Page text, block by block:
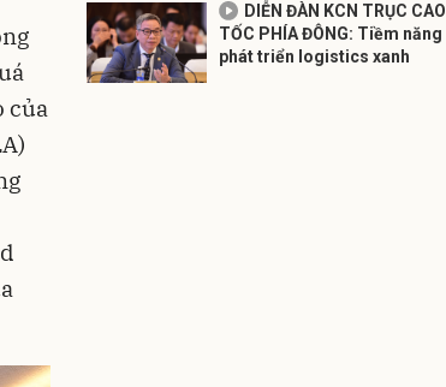
của
DIỄN ĐÀN KCN TRỤC CAO
TỐC PHÍA ĐÔNG: Tiềm năng
phát triển logistics xanh